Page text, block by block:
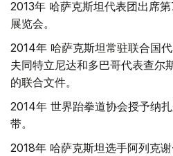
2013年 哈萨克斯坦代表团出席
展览会。
2014年 哈萨克斯坦常驻联合国
夫同特立尼达和多巴哥代表查尔
的联合文件。
2014年 世界跆拳道协会授予纳
带。
2018年 哈萨克斯坦选手阿列克